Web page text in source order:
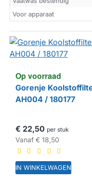
Voor apparaat
Op voorraad
Gorenje
AH004 / 180177
€ 22,50 per stuk
Vanaf € 18,50
IN WINKELWAGEN